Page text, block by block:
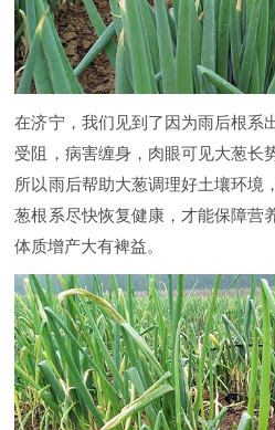
在济宁，我们见到了因为雨后根系
受阻，病害缠身，肉眼可见大葱长
所以雨后帮助大葱调理好土壤环境
葱根系尽快恢复健康，才能保障营
体质增产大有裨益。